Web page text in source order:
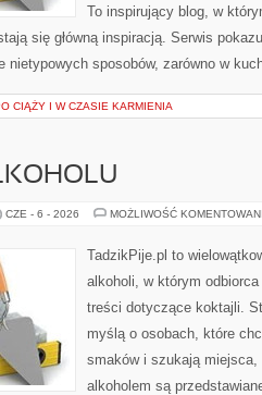
To inspirujący blog, w
się główną inspiracją. Serwis
nietypowych sposobów, zarówno w
CIĄŻY I W CZASIE KARMIENIA
CZE - 6 - 2026 MOŻLIWOŚĆ
TadzikPije.pl to
alkoholi, w którym
treści dotyczące koktajli.
myślą o osobach, które
smaków i szukają
alkoholem są